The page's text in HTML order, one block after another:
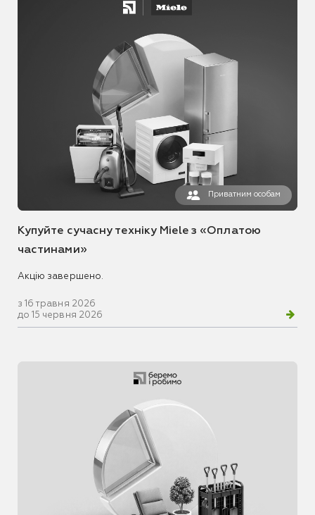
Приватним особам
Купуйте сучасну техніку Miele з «Оплатою
частинами»
Акцію завершено.
з 16 травня 2026
до 15 червня 2026